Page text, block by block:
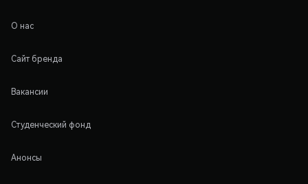
О нас
Сайт бренда
Вакансии
Студенческий фонд
Анонсы